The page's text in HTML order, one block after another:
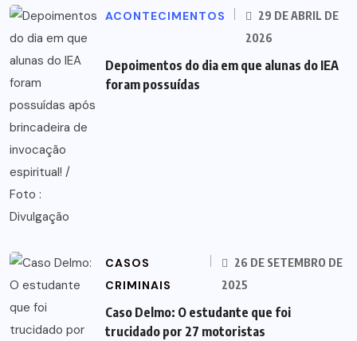
ACONTECIMENTOS
29 DE ABRIL DE
2026
Depoimentos do dia em que alunas do IEA
foram possuídas
CASOS
CRIMINAIS
26 DE SETEMBRO DE
2025
Caso Delmo: O estudante que foi
trucidado por 27 motoristas